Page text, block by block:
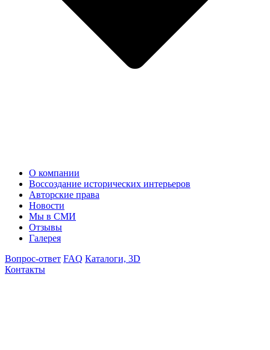
О компании
Воссоздание исторических интерьеров
Авторские права
Новости
Мы в СМИ
Отзывы
Галерея
Вопрос-ответ FAQ Каталоги, 3D
Контакты